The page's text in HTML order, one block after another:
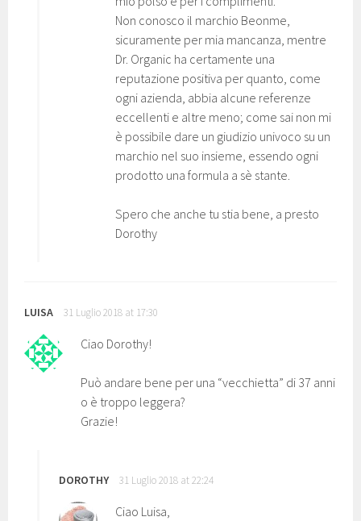
Non conosco il marchio Beonme,
sicuramente per mia mancanza, mentre
Dr. Organic ha certamente una
reputazione positiva per quanto, come
ogni azienda, abbia alcune referenze
eccellenti e altre meno; come sai non mi
è possibile dare un giudizio univoco su un
marchio nel suo insieme, essendo ogni
prodotto una formula a sè stante.
Spero che anche tu stia bene, a presto
Dorothy
LUISA 31 Luglio 2018 at 17:30
Ciao Dorothy!
Può andare bene per una “vecchietta” di 37 anni
o è troppo leggera?
Grazie!
DOROTHY 31 Luglio 2018 at 22:24
Ciao Luisa,